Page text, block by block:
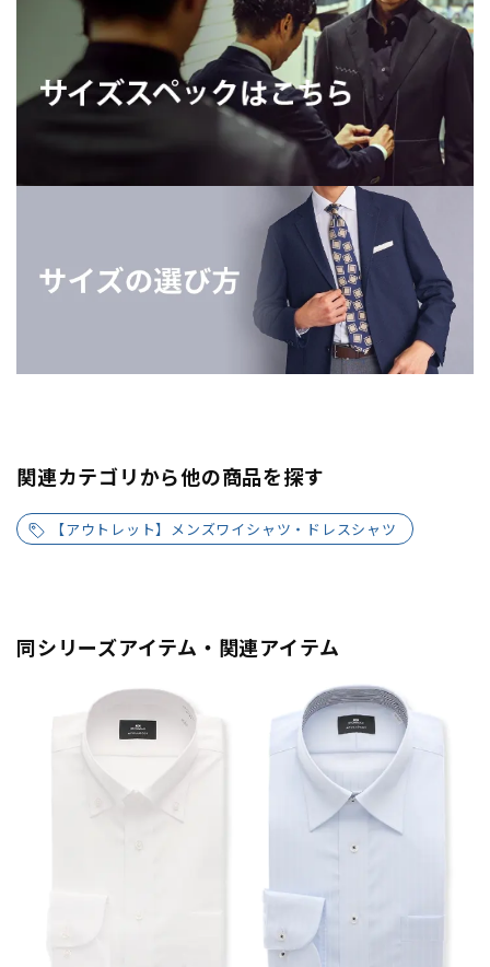
関連カテゴリから他の商品を探す
【アウトレット】メンズワイシャツ・ドレスシャツ
同シリーズアイテム・関連アイテム